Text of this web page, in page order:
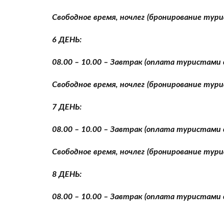
Свободное время, ночлег (бронирование
6 ДЕНЬ:
08.00 – 10.00 – Завтрак (оплата туристами
Свободное время, ночлег (бронирование
7 ДЕНЬ:
08.00 – 10.00 – Завтрак (оплата туристами
Свободное время, ночлег (бронирование
8 ДЕНЬ:
08.00 – 10.00 – Завтрак (оплата туристами